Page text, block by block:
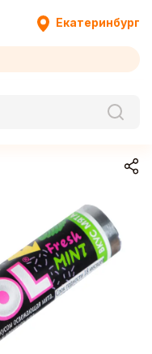
Екатеринбург